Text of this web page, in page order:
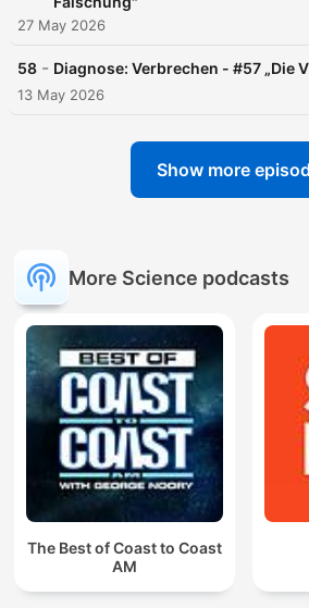
27 May 2026
58 - Diagnose: Verbrechen - #57 „Die
13 May 2026
Show more
More Science podcasts
The Best of Coast to Coast
AM